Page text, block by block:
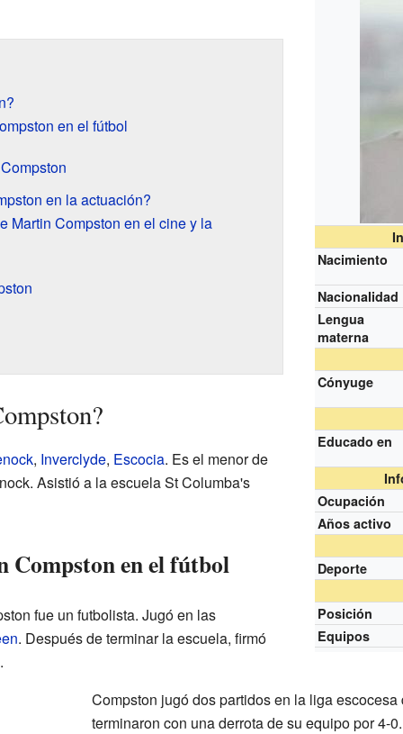
Nacimiento
Nacionalidad
Lengua
materna
Cónyuge
Educado en
Ocupación
Años activo
Deporte
Posición
Equipos
en el fútbol
en la actuación?
Martin Compston en el cine y la
, Inverclyde, Escocia. Es el menor de
Asistió a la escuela St Columba's
en el fútbol
fue un futbolista. Jugó en las
. Después de terminar la escuela, firmó
.
Compston jugó dos partidos en la liga
terminaron con una derrota de su equipo por 4-